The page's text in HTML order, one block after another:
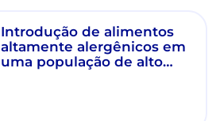
Introdução de alimentos
altamente alergênicos em
uma população de alto